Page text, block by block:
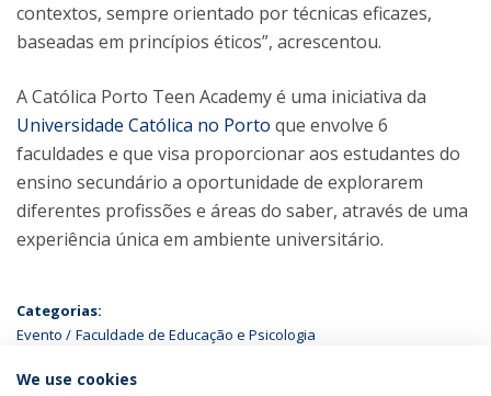
contextos, sempre orientado por técnicas eficazes,
baseadas em princípios éticos”, acrescentou.
A Católica Porto Teen Academy é uma iniciativa da
Universidade Católica no Porto que envolve 6
faculdades e que visa proporcionar aos estudantes do
ensino secundário a oportunidade de explorarem
diferentes profissões e áreas do saber, através de uma
experiência única em ambiente universitário.
Categorias:
Evento
Faculdade de Educação e Psicologia
We use cookies